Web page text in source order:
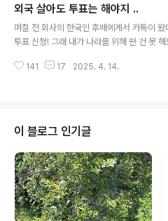
지 않았지만 몇 차례 걸려 온 전화를 그냥 무시
전화번호를 검색해 보았더니 틀림없이 외무부
인천 세관 번호였었다 하지만 외무부에서 나
으로 외무부 여권과 에서 메시지가 날라 온 것
외국 살아도 투표는 해야지 ..
며칠 전 회사의 한국인 후배에게서 카톡이 왔
투표 신청! 그래 내가 나라를 위해 딴 건 못 해
도 그래도 투표는 해야지 그래서 바로 신청을
20대 중반의 꽃 다운 나이였는데 그 꽃다운
로 가 버렸는지 지금은 50대 중반 아줌마가
세월이 정말 믿기지 않을 정도로 빠르게 흘러
금 세어보니 올해로 한국에서 산 세월이랑 일
월이랑 똑같다 딱 절반이다 지금까지의 내 인
한국에서 살았고 절반..
141 17 2025. 4. 14.
이 블로그 인기글